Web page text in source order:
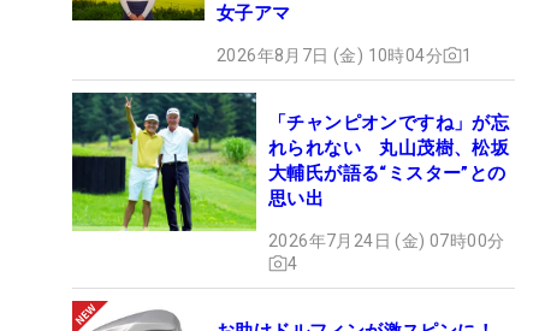
女子アマ
2026年8月7日 (金) 10時04分 1
「チャンピオンですね」が忘
れられない 丸山茂樹、松坂
大輔氏が語る“ミスター”との
思い出
2026年7月24日 (金) 07時00分
4